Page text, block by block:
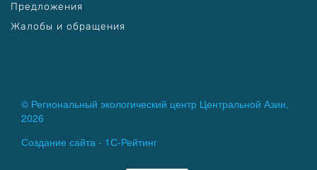
Предложения
Жалобы и обращения
© Региональный экологический центр Центральной Азии,
2026
Создание сайта - 1С-Рейтинг